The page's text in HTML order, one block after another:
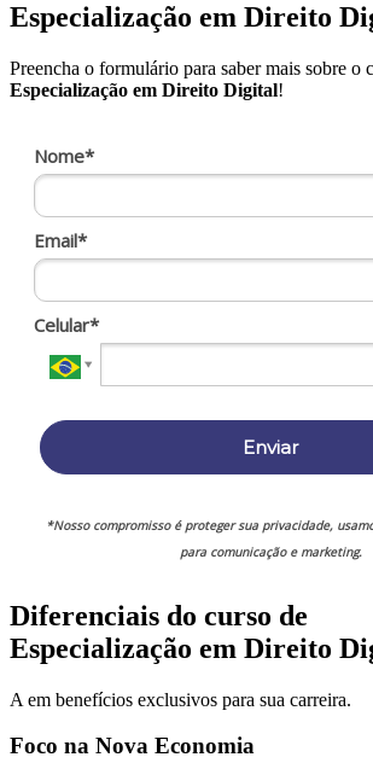
Especialização em Direito
Preencha o formulário para saber mais sobre o
Especialização em Direito Digital!
Nome*
Email*
Celular*
Enviar
*Nosso compromisso é proteger sua privacidade,
para comunicação e marketing.
Diferenciais do curso de
Especialização em Direito
A em benefícios exclusivos para sua carreira.
Foco na Nova Economia